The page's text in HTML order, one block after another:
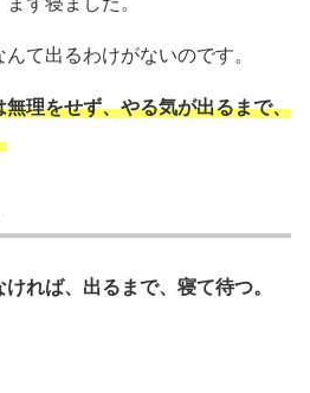
て出るわけがないのです。
理をせず、やる気が出るまで、
れば、出るまで、寝て待つ。